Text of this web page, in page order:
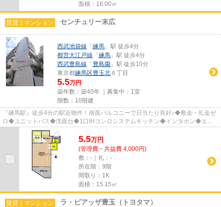
面積：16.00㎡
賃貸｜マンション センチュリー末広
西武池袋線 「 練馬 」駅 徒歩4分
都営大江戸線 「 練馬 」駅 徒歩4分
西武豊島線 「 豊島園 」駅 徒歩10分
東京都練馬区豊玉北 ６丁目
5.5万円
築年数：築40年 ｜募集中： 1室
階数：10階建
『練馬駅』徒歩4分の駅近物件！南面バルコニーで日当たり良好♪◆敷金・礼金ゼ
ロ◆ユニットバス◆洗面台◆1口IHコンロシステムキッチン◆インタホン◆エレ
ベータ完備◆敷地内ゴミ置場◆高層階◆C...
5.5万円
(管理費・共益費 4,000円)
敷：-｜礼：-
所在階：9階
間取り：1K
面積：15.15㎡
賃貸｜マンション ラ・ピアッザ豊玉（トヨタマ）